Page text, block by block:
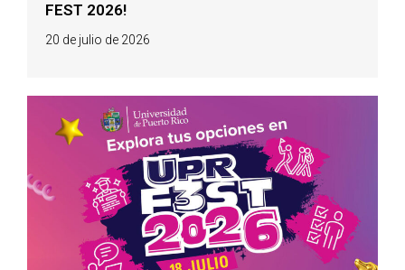
FEST 2026!
20 de julio de 2026